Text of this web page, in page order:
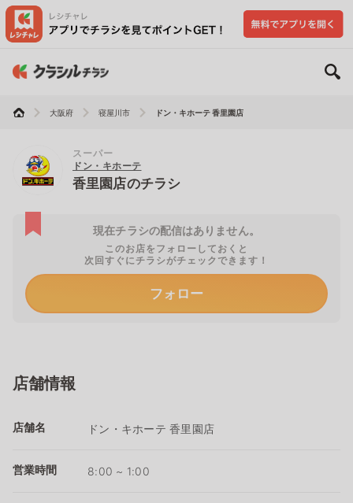
大阪府 寝屋川市 ドン・キホーテ 香里園店
スーパー
ドン・キホーテ
香里園店のチラシ
現在チラシの配信はありません。
このお店をフォローしておくと
次回すぐにチラシがチェックできます！
フォロー
店舗情報
店舗名 ドン・キホーテ 香里園店
営業時間 8:00 ~ 1:00